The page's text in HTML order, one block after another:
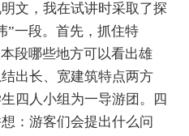
文，我在试讲时采取了探
”一段。首先，抓住特
段哪些地方可以看出雄
出长、宽建筑特点两方
四人小组为一导游团。四
：游客们会提出什么问